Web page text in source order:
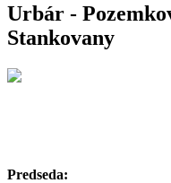
Urbár -
Stankovany
Predseda: